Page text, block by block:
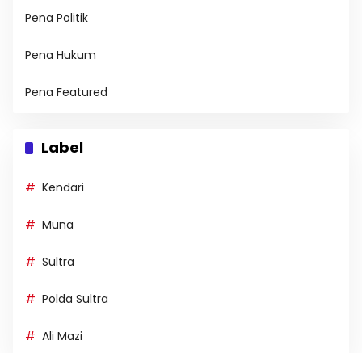
Pena Politik
Pena Hukum
Pena Featured
Label
Kendari
Muna
Sultra
Polda Sultra
Ali Mazi